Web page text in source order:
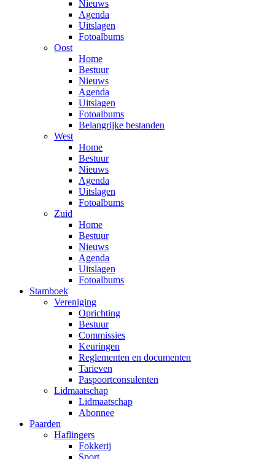
Nieuws
Agenda
Uitslagen
Fotoalbums
Oost
Home
Bestuur
Nieuws
Agenda
Uitslagen
Fotoalbums
Belangrijke bestanden
West
Home
Bestuur
Nieuws
Agenda
Uitslagen
Fotoalbums
Zuid
Home
Bestuur
Nieuws
Agenda
Uitslagen
Fotoalbums
Stamboek
Vereniging
Oprichting
Bestuur
Commissies
Keuringen
Reglementen en documenten
Tarieven
Paspoortconsulenten
Lidmaatschap
Lidmaatschap
Abonnee
Paarden
Haflingers
Fokkerij
Sport